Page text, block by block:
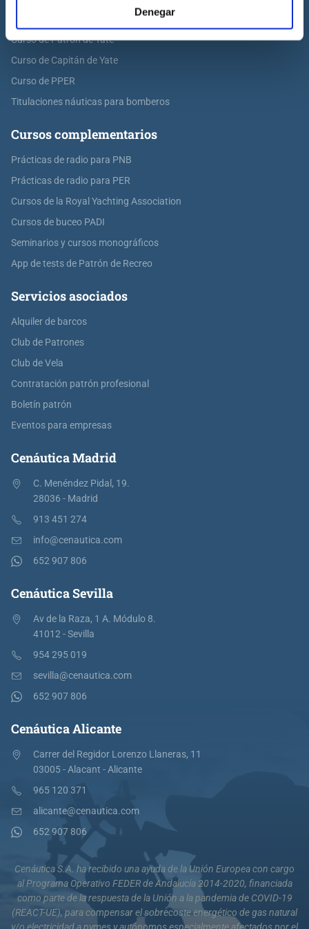
Denegar
Curso de Patrón de Yate
Curso de Capitán de Yate
Curso de PPER
Titulaciones náuticas para bomberos
Cursos complementarios
Prácticas de radio para PNB
Prácticas de radio para PER
Cursos de la Royal Yachting Association
Cursos de buceo PADI
Seminarios y cursos monográficos
App de tests de Patrón de Recreo
Servicios asociados
Alquiler de barcos
Club de Patrones
Club de Vela
Contratación patrón profesional
Boletín patrón
Eventos para empresas
Cenáutica Madrid
C. Menéndez Pidal, 19.
28036 - Madrid
913 451 274
info@cenautica.com
652 907 806
Cenáutica Sevilla
Av de la Raza, 1 A. Módulo 8.
41012 - Sevilla
954 295 019
sevilla@cenautica.com
652 907 806
Cenáutica Alicante
Carrer del Regidor Lorenzo Llaneras, 11
03005 - Alacant - Alicante
965 120 371
alicante@cenautica.com
652 907 806
Cenáutica S.A. ha recibido una ayuda de la Unión Europea con cargo
al Programa Operativo FEDER de Andalucía 2014-2020, financiada
como parte de la respuesta de la Unión a la pandemia de COVID-19
(REACT-UE), para compensar el sobrecoste energético de gas natural